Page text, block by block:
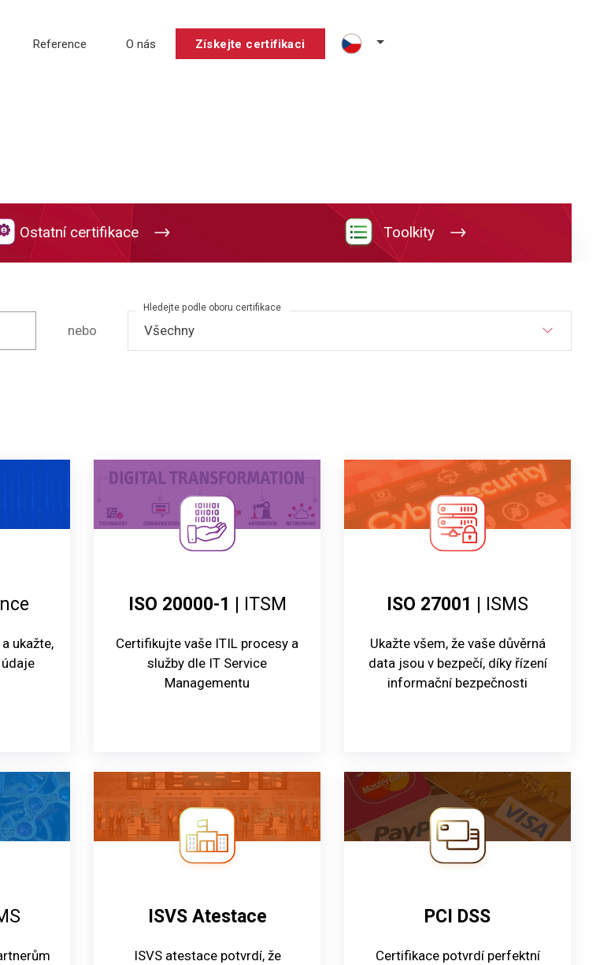
Reference O nás Získejte certifikaci
Ostatní certifikace Toolkity
nebo
Hledejte podle oboru certifikace
ukažte,
ISO 20000-1 | ITSM
Certifikujte vaše ITIL procesy a
služby dle IT Service
Managementu
ISO 27001 | ISMS
Ukažte všem, že vaše důvěrná
data jsou v bezpečí, díky řízení
informační bezpečnosti
ISVS Atestace
ISVS atestace potvrdí, že
PCI DSS
Certifikace potvrdí perfektní